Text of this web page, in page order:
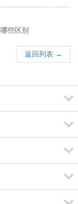
些区别
返回列表 →